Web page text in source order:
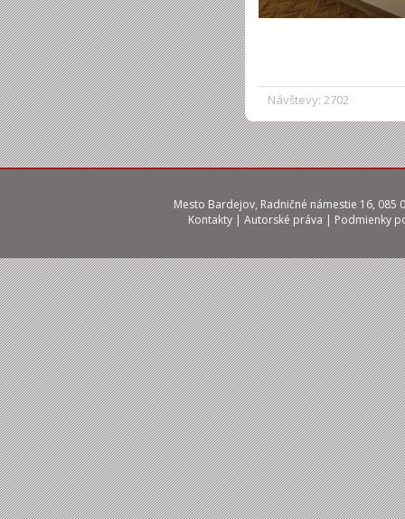
Návštevy: 2702
Mesto Bardejov, Radničné námestie 16, 085
Kontakty | Autorské práva | Podmienky